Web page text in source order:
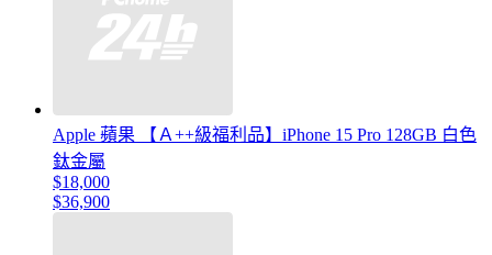
Apple 蘋果 【Ａ++級福利品】iPhone 15 Pro 128GB 白色
鈦金屬
$18,000
$36,900